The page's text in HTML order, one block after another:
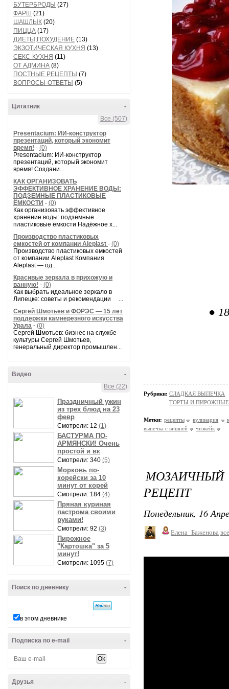
БУТЕРБРОДЫ (27)
ФАРШ (21)
ШАШЛЫК (20)
ПИЦЦА (17)
ДИЕТЫ,ПОХУДЕНИЕ (13)
ЭКЗОТИЧЕСКАЯ КУХНЯ (13)
СЕКС-КУХНЯ (11)
ОТ АДМИНА (8)
ПОСТНЫЕ РЕЦЕПТЫ (7)
ВОПРОСЫ-ОТВЕТЫ (5)
-
Цитатник
Все (507)
Presentacium: ИИ‑конструктор
презентаций, который экономит
время! - (0)
Presentacium: ИИ‑конструктор
презентаций, который экономит
время! Создани...
КАК ОРГАНИЗОВАТЬ
ЭФФЕКТИВНОЕ ХРАНЕНИЕ ВОДЫ:
ПОДЗЕМНЫЕ ПЛАСТИКОВЫЕ
ЁМКОСТИ - (0)
Как организовать эффективное
хранение воды: подземные
пластиковые ёмкости Надёжное х...
Производство пластиковых
емкостей от компании Aleplast - (0)
Производство пластиковых емкостей
от компании Aleplast Компания
Aleplast — од...
Красивые зеркала в прихожую и
ванную! - (0)
Как выбрать идеальное зеркало в
Липецке: советы и рекомендации ...
Сергей Шмотьев и ФОРЭС — 15 лет
поддержки камнерезного искусства
Урала - (0)
Сергей Шмотьев: бизнес на службе
культуры Сергей Шмотьев,
генеральный директор промышлен...
-
Видео
Все (22)
Праздничный ужин
из трех блюд на 23
февр
Смотрели: 12 (1)
БАСТУРМА ПО-
АРМЯНСКИ! Очень
простой и вк
Смотрели: 340 (5)
Морковь по-
корейски за 10
минут от корей
Смотрели: 184 (4)
Пряная куриная
пастрома своими
руками!
Смотрели: 92 (3)
Пирожное
"Картошка" за 5
минут!
Смотрели: 1095 (7)
-
Поиск по дневнику
в этом дневнике
-
Подписка по e-mail
-
Друзья
●
Рубрики: СЛАДКАЯ ВЫПЕЧКА
ТОРТЫ И ПИРОЖНЫЕ
Метки: рецепты кулинария
выпечка с вишней
чизкейк
РЕЦЕПТ
Понедельник, 16
Елена_Баженова